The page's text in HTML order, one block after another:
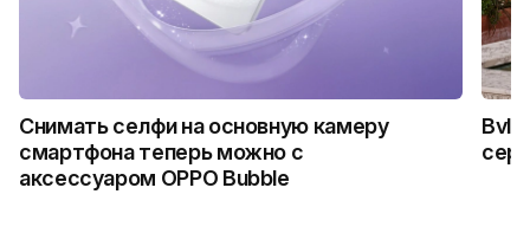
Снимать селфи на основную камеру
смартфона теперь можно с
аксессуаром OPPO Bubble